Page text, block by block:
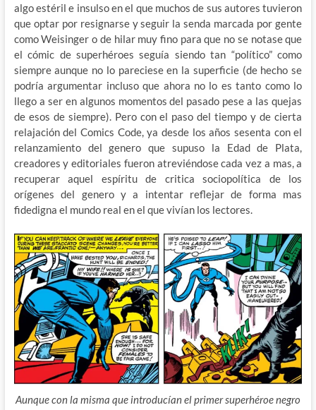
algo estéril e insulso en el que muchos de sus autores tuvieron
que optar por resignarse y seguir la senda marcada por gente
como Weisinger o de hilar muy fino para que no se notase que
el cómic de superhéroes seguía siendo tan “político” como
siempre aunque no lo pareciese en la superficie (de hecho se
podría argumentar incluso que ahora no lo es tanto como lo
llego a ser en algunos momentos del pasado pese a las quejas
de esos de siempre). Pero con el paso del tiempo y de cierta
relajación del Comics Code, ya desde los años sesenta con el
relanzamiento del genero que supuso la Edad de Plata,
creadores y editoriales fueron atreviéndose cada vez a mas, a
recuperar aquel espíritu de critica sociopolítica de los
orígenes del genero y a intentar reflejar de forma mas
fidedigna el mundo real en el que vivían los lectores.
Aunque con la misma que introducían el primer superhéroe negro